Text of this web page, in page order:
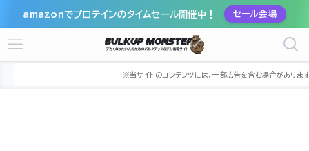
amazonでプロテインのタイムセール開催中！ セール会場
大阪府 大阪市 大阪市平野区